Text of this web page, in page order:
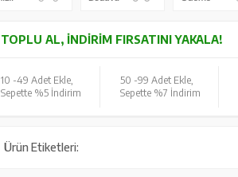
TOPLU AL, İNDIRIM FIRSATINI YAKALA!
10 -49 Adet Ekle,
Sepette %5 İndirim
50 -99 Adet Ekle,
Sepette %7 İndirim
Ürün Etiketleri: